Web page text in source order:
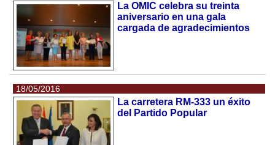
La OMIC celebra su treinta
aniversario en una gala
cargada de agradecimientos
18/05/2016
La carretera RM-333 un éxito
del Partido Popular